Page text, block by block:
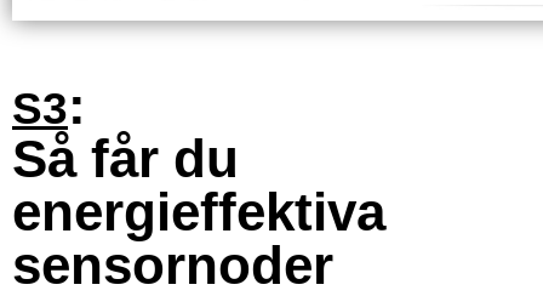
S3:
Så får du
energieffektiva
sensornoder